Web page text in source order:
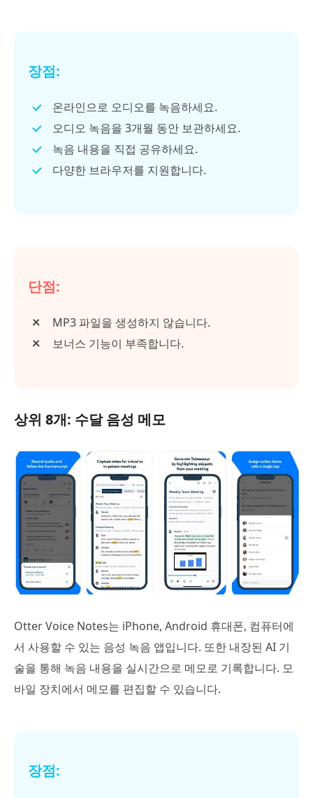
장점:
온라인으로 오디오를 녹음하세요.
오디오 녹음을 3개월 동안 보관하세요.
녹음 내용을 직접 공유하세요.
다양한 브라우저를 지원합니다.
단점:
MP3 파일을 생성하지 않습니다.
보너스 기능이 부족합니다.
상위 8개: 수달 음성 메모
Otter Voice Notes는 iPhone, Android 휴대폰, 컴퓨터에
서 사용할 수 있는 음성 녹음 앱입니다. 또한 내장된 AI 기
술을 통해 녹음 내용을 실시간으로 메모로 기록합니다. 모
바일 장치에서 메모를 편집할 수 있습니다.
장점: